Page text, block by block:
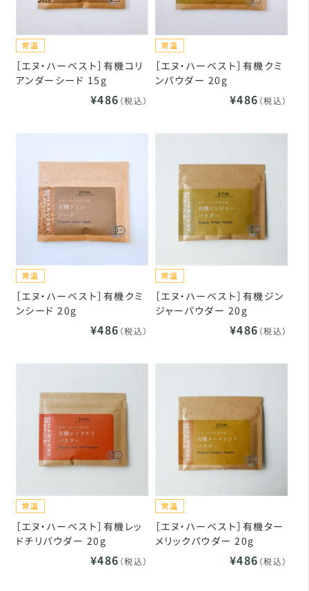
［エヌ・ハーベスト］有機コリ
アンダーシード 15g
¥486 （税込）
［エヌ・ハーベスト］有機クミ
ンパウダー 20g
¥486 （税込）
［エヌ・ハーベスト］有機クミ
ンシード 20g
¥486 （税込）
［エヌ・ハーベスト］有機ジン
ジャーパウダー 20g
¥486 （税込）
［エヌ・ハーベスト］有機レッ
ドチリパウダー 20g
¥486 （税込）
［エヌ・ハーベスト］有機ター
メリックパウダー 20g
¥486 （税込）